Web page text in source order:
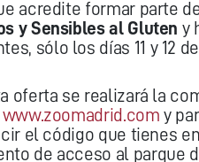
acredite formar parte
y Sensibles al Gluten y
sólo los días 11 y 12
oferta se realizará la
www.zoomadrid.com y
el código que tienes en
de acceso al parque